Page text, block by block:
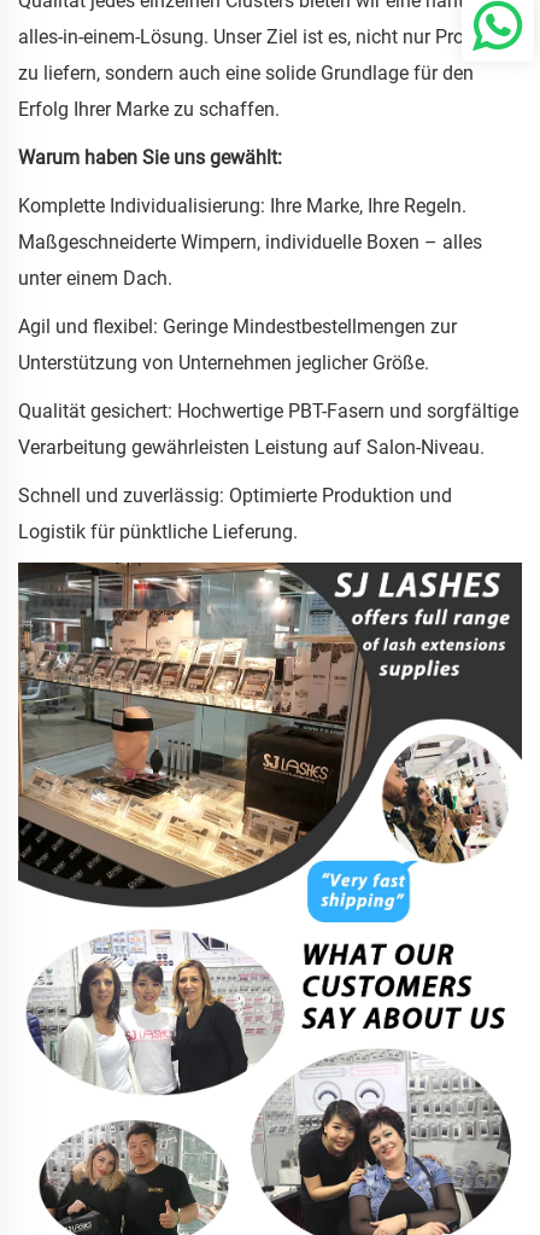
alles-in-einem-Lösung. Unser Ziel ist es, nicht nur Produkte
zu liefern, sondern auch eine solide Grundlage für den
Erfolg Ihrer Marke zu schaffen.
Warum haben Sie uns gewählt:
Komplette Individualisierung: Ihre Marke, Ihre Regeln.
Maßgeschneiderte Wimpern, individuelle Boxen – alles
unter einem Dach.
Agil und flexibel: Geringe Mindestbestellmengen zur
Unterstützung von Unternehmen jeglicher Größe.
Qualität gesichert: Hochwertige PBT-Fasern und sorgfältige
Verarbeitung gewährleisten Leistung auf Salon-Niveau.
Schnell und zuverlässig: Optimierte Produktion und
Logistik für pünktliche Lieferung.